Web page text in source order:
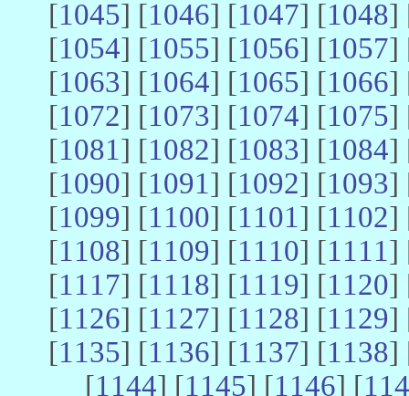
[1045] [1046] [1047] [1048]
[1054] [1055] [1056] [1057]
[1063] [1064] [1065] [1066]
[1072] [1073] [1074] [1075]
[1081] [1082] [1083] [1084]
[1090] [1091] [1092] [1093]
[1099] [1100] [1101] [1102]
[1108] [1109] [1110] [1111]
[1117] [1118] [1119] [1120]
[1126] [1127] [1128] [1129]
[1135] [1136] [1137] [1138]
[1144] [1145] [1146] [